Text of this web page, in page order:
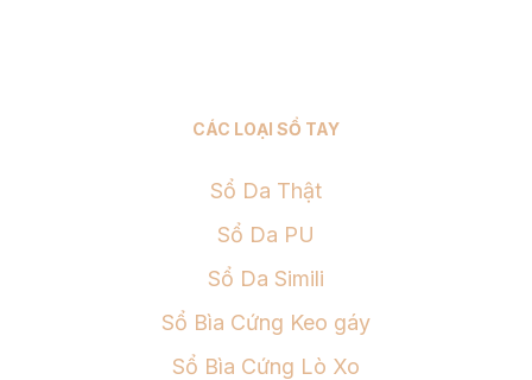
CÁC LOẠI SỔ TAY
Sổ Da Thật
Sổ Da PU
Sổ Da Simili
Sổ Bìa Cứng Keo gáy
Sổ Bìa Cứng Lò Xo